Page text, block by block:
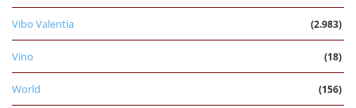
Vibo Valentia (2.983)
Vino (18)
World (156)